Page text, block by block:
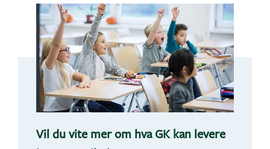
Vil du vite mer om hva GK kan levere